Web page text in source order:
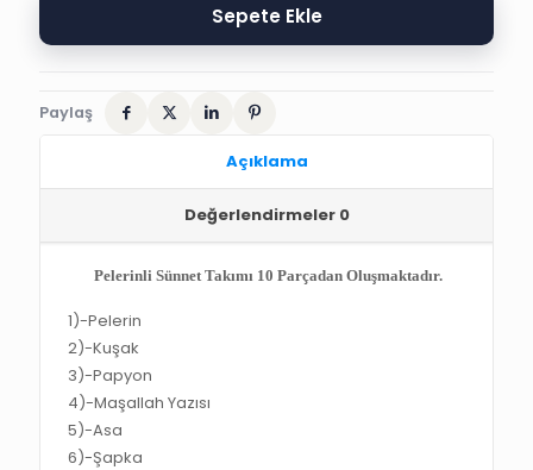
SÜNNET
Sepete Ekle
Paylaş
Açıklama
Değerlendirmeler 0
Pelerinli Sünnet Takımı 10 Parçadan Oluşmaktadır.
1)-Pelerin
2)-Kuşak
3)-Papyon
4)-Maşallah Yazısı
5)-Asa
6)-Şapka